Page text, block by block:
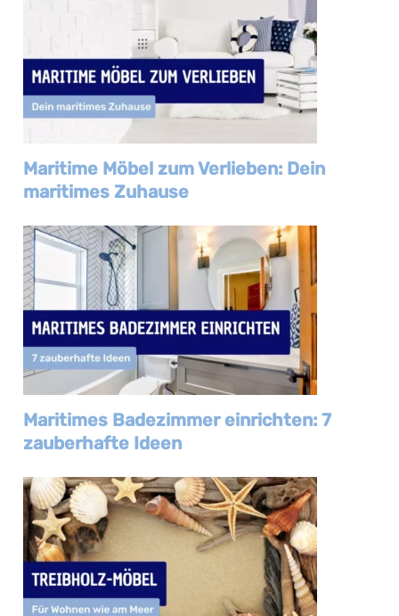
Maritime Möbel zum Verlieben: Dein
maritimes Zuhause
Maritimes Badezimmer einrichten: 7
zauberhafte Ideen